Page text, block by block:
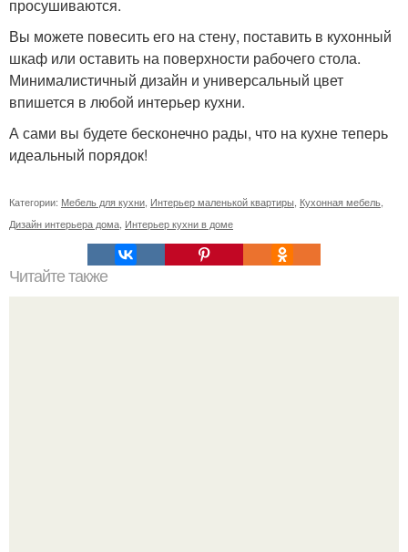
просушиваются.
Вы можете повесить его на стену, поставить в кухонный
шкаф или оставить на поверхности рабочего стола.
Минималистичный дизайн и универсальный цвет
впишется в любой интерьер кухни.
А сами вы будете бесконечно рады, что на кухне теперь
идеальный порядок!
Категории: Мебель для кухни Интерьер маленькой квартиры Кухонная мебель
Дизайн интерьера дома Интерьер кухни в доме
Читайте также